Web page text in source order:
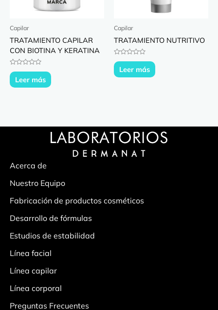
Capilar
TRATAMIENTO CAPILAR
CON BIOTINA Y KERATINA
Valorado
con
0
de
Leer más
Capilar
TRATAMIENTO NUTRITIVO
Valorado
con
0
de
Leer más
Acerca de
Nuestro Equipo
Fabricación de productos cosméticos
Desarrollo de fórmulas
Estudios de estabilidad
Línea facial
Línea capilar
Línea corporal
Preguntas Frecuentes